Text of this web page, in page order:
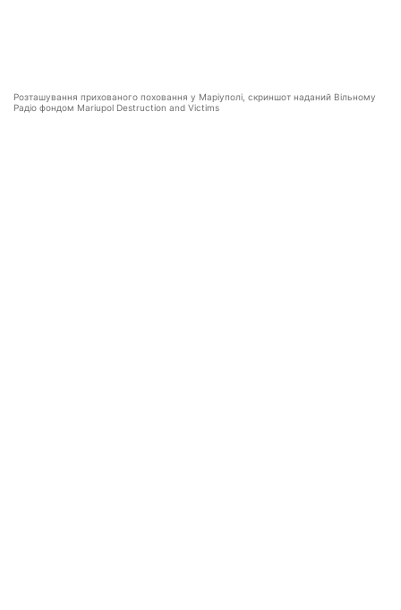
Розташування прихованого поховання у Маріуполі, скриншот наданий Вільному
Радіо фондом Mariupol Destruction and Victims